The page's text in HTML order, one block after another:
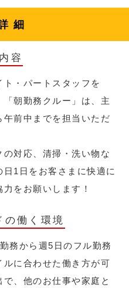
細
容
・パートスタッフを
「朝勤務クルー」は、主
前中までを担当いただ
対応、清掃・洗い物な
1日をお客さまに快適に
をお願いします！
の働く環境
務から週5日のフル勤務
ルに合わせた働き方が可
、他のお仕事や家庭と